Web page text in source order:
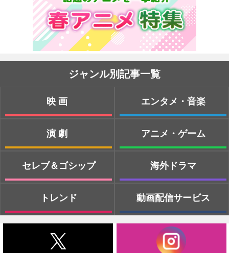
ジャンル別記事一覧
映画
演劇
セレブ＆ゴシップ
トレンド
エンタメ・音楽
アニメ・ゲーム
海外ドラマ
動画配信サービス